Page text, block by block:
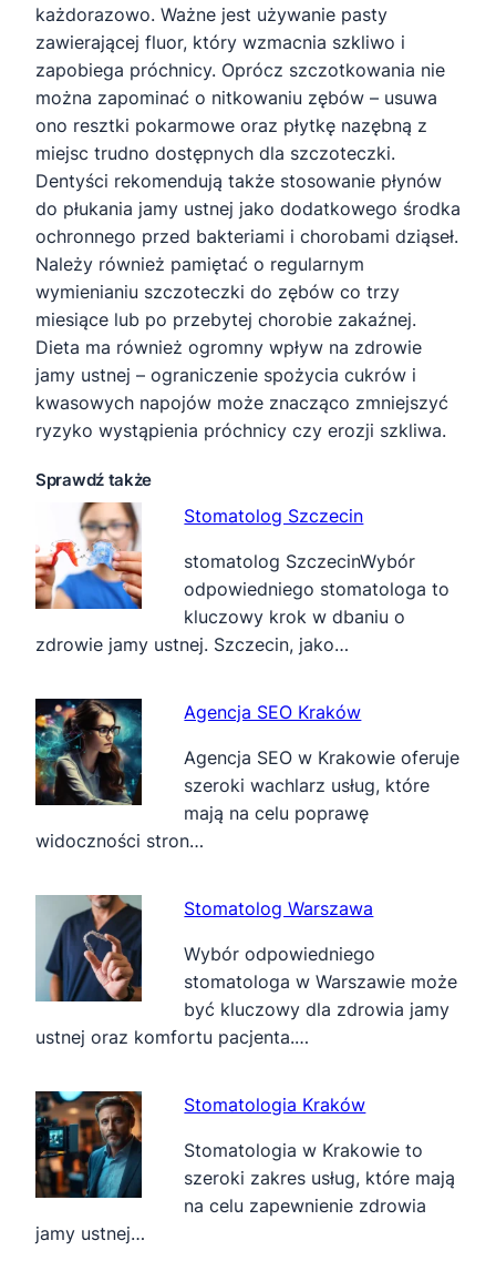
każdorazowo. Ważne jest używanie pasty
zawierającej fluor, który wzmacnia szkliwo i
zapobiega próchnicy. Oprócz szczotkowania nie
można zapominać o nitkowaniu zębów – usuwa
ono resztki pokarmowe oraz płytkę nazębną z
miejsc trudno dostępnych dla szczoteczki.
Dentyści rekomendują także stosowanie płynów
do płukania jamy ustnej jako dodatkowego środka
ochronnego przed bakteriami i chorobami dziąseł.
Należy również pamiętać o regularnym
wymienianiu szczoteczki do zębów co trzy
miesiące lub po przebytej chorobie zakaźnej.
Dieta ma również ogromny wpływ na zdrowie
jamy ustnej – ograniczenie spożycia cukrów i
kwasowych napojów może znacząco zmniejszyć
ryzyko wystąpienia próchnicy czy erozji szkliwa.
Sprawdź także
Stomatolog Szczecin
stomatolog SzczecinWybór
odpowiedniego stomatologa to
kluczowy krok w dbaniu o
zdrowie jamy ustnej. Szczecin, jako…
Agencja SEO Kraków
Agencja SEO w Krakowie oferuje
szeroki wachlarz usług, które
mają na celu poprawę
widoczności stron…
Stomatolog Warszawa
Wybór odpowiedniego
stomatologa w Warszawie może
być kluczowy dla zdrowia jamy
ustnej oraz komfortu pacjenta.…
Stomatologia Kraków
Stomatologia w Krakowie to
szeroki zakres usług, które mają
na celu zapewnienie zdrowia
jamy ustnej…